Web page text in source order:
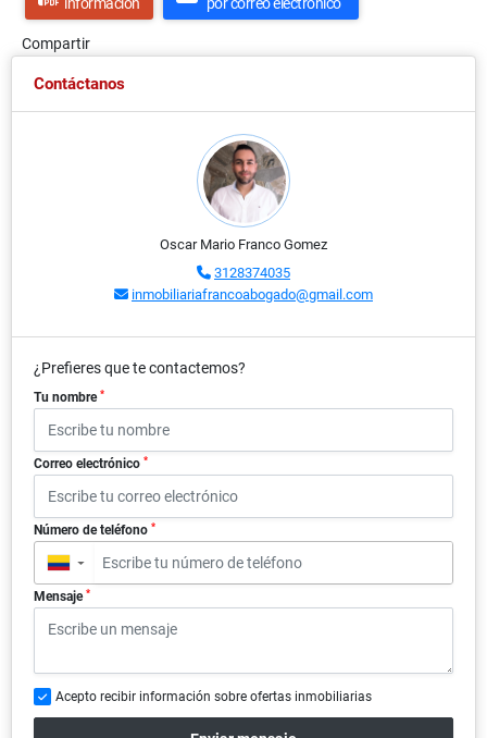
información
por correo electrónico
Compartir
Contáctanos
Oscar Mario Franco Gomez
3128374035
inmobiliariafrancoabogado@gmail.com
¿Prefieres que te contactemos?
Tu nombre *
Correo electrónico *
Número de teléfono *
▼
Mensaje *
Acepto recibir información sobre ofertas inmobiliarias